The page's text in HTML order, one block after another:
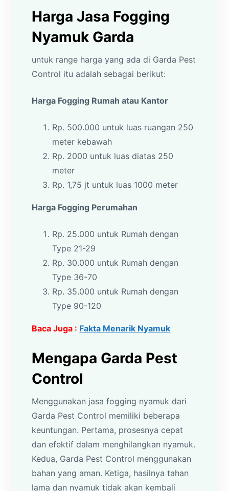
Harga Jasa Fogging
Nyamuk Garda
untuk range harga yang ada di Garda Pest
Control itu adalah sebagai berikut:
Harga Fogging Rumah atau Kantor
Rp. 500.000 untuk luas ruangan 250
meter kebawah
Rp. 2000 untuk luas diatas 250
meter
Rp. 1,75 jt untuk luas 1000 meter
Harga Fogging Perumahan
Rp. 25.000 untuk Rumah dengan
Type 21-29
Rp. 30.000 untuk Rumah dengan
Type 36-70
Rp. 35.000 untuk Rumah dengan
Type 90-120
Baca Juga : Fakta Menarik Nyamuk
Mengapa Garda Pest
Control
Menggunakan jasa fogging nyamuk dari
Garda Pest Control memiliki beberapa
keuntungan. Pertama, prosesnya cepat
dan efektif dalam menghilangkan nyamuk.
Kedua, Garda Pest Control menggunakan
bahan yang aman. Ketiga, hasilnya tahan
lama dan nyamuk tidak akan kembali